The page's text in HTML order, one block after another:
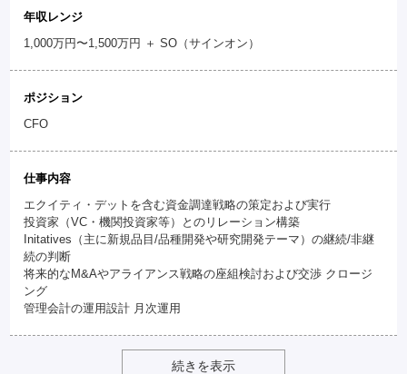
年収レンジ
1,000万円〜1,500万円 ＋ SO（サインオン）
ポジション
CFO
仕事内容
エクイティ・デットを含む資金調達戦略の策定および実行
投資家（VC・機関投資家等）とのリレーション構築
Initatives（主に新規品目/品種開発や研究開発テーマ）の継続/非継
続の判断
将来的なM&Aやアライアンス戦略の座組検討および交渉 クロージ
ング
管理会計の運用設計 月次運用
続きを表示